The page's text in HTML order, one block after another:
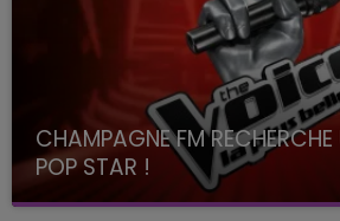
CHAMPAGNE FM RECHERCHE
POP STAR !
Toute la journée sur